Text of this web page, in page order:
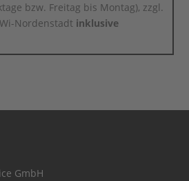
bzw. Freitag bis Montag), zzgl.
Nordenstadt inklusive
GmbH